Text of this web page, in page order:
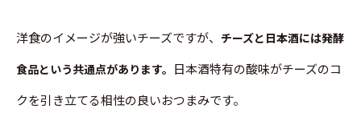
洋食のイメージが強いチーズですが、 チーズと日本酒には発酵
食品という共通点があります。 日本酒特有の酸味がチーズのコ
クを引き立てる相性の良いおつまみです。